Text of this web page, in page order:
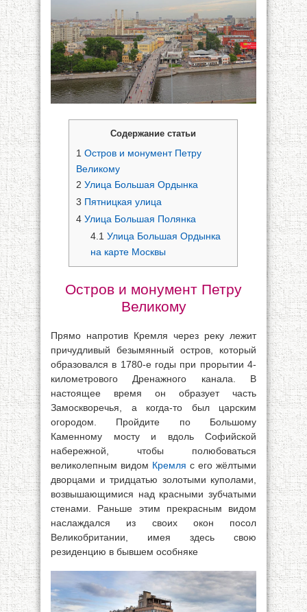
Содержание статьи
1 Остров и монумент Петру
Великому
2 Улица Большая Ордынка
3 Пятницкая улица
4 Улица Большая Полянка
4.1 Улица Большая Ордынка
на карте Москвы
Остров и монумент Петру
Великому
Прямо напротив Кремля через реку лежит
причудливый безымянный остров, который
образовался в 1780-е годы при прорытии 4-
километрового Дренажного канала. В
настоящее время он образует часть
Замоскворечья, а когда-то был царским
огородом. Пройдите по Большому
Каменному мосту и вдоль Софийской
набережной, чтобы полюбоваться
великолепным видом Кремля с его жёлтыми
дворцами и тридцатью золотыми куполами,
возвышающимися над красными зубчатыми
стенами. Раньше этим прекрасным видом
наслаждался из своих окон посол
Великобритании, имея здесь свою
резиденцию в бывшем особняке